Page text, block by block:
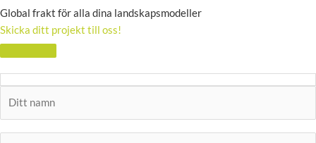
Global frakt för alla dina landskapsmodeller
Skicka ditt projekt till oss!